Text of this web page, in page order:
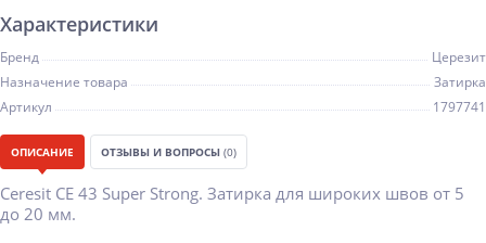
Характеристики
Бренд
Церезит
Назначение товара
Затирка
Артикул
1797741
ОПИСАНИЕ ОТЗЫВЫ И ВОПРОСЫ (0)
Ceresit CE 43 Super Strong. Затирка для широких швов от 5
до 20 мм.